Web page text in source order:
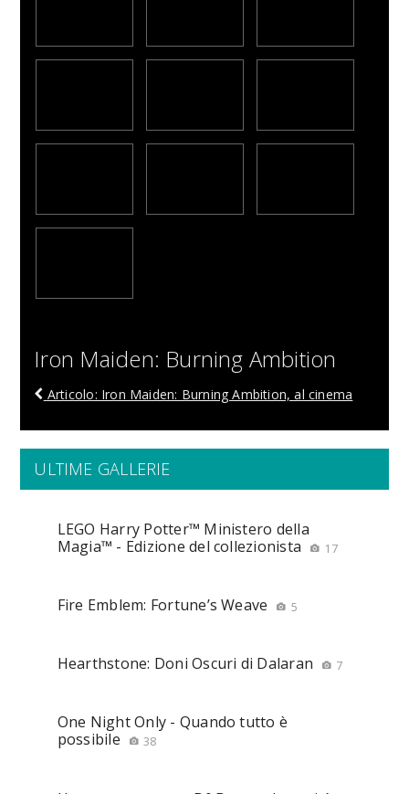
Iron Maiden: Burning Ambition
Articolo: Iron Maiden: Burning Ambition, al cinema
ULTIME GALLERIE
LEGO Harry Potter™ Ministero della
Magia™ - Edizione del collezionista
17
Fire Emblem: Fortune’s Weave 5
Hearthstone: Doni Oscuri di Dalaran 7
One Night Only - Quando tutto è
possibile
38